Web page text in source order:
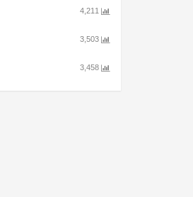
4,211
3,503
3,458